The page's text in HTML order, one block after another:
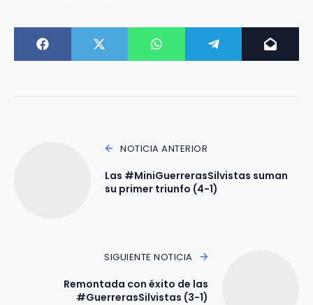
NOTICIA ANTERIOR
Las #MiniGuerrerasSilvistas suman
su primer triunfo (4-1)
SIGUIENTE NOTICIA
Remontada con éxito de las
#GuerrerasSilvistas (3-1)